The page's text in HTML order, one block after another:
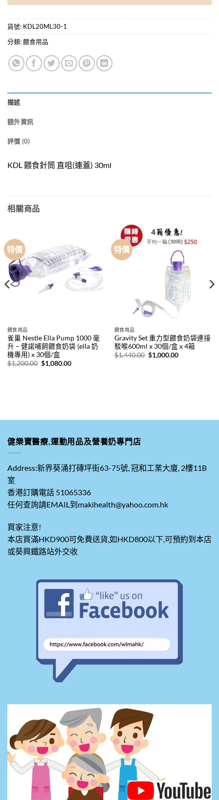
貨號: KDL20ML30-1
分類:餵食用品
描述
額外資訊
評價 (0)
KDL 餵食針筒 直咀(連蓋) 30ml
相關商品
特價
餵食用品
雀巢 Nestle Ella Pump 1000 毫
升 – 健諾哺飼餵食奶袋 (ella 奶
機專用) x 30個/盒
$1,200.00 原
$1,080.00目
特價
餵食用品
Gravity Set 重力型餵食奶袋連接
駁喉600ml x 30個/盒 x 4箱
$1,440.00 原
$1,000.00目
健樂寶醫療,運動用品及營養奶專門店
Address:新界葵涌打磚坪街63-75號, 冠和工業大廈, 2樓11B
室
香港訂購電話 51065336
任何查詢請EMAIL到makihealth@yahoo.com.hk
買家注意!
本店買滿HKD900可免費送貨,如HKD800以下,可預約到本店
或葵興鐵路站外交收